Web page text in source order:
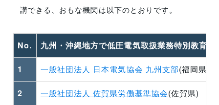
講できる、おもな機関は以下のとおりです。
No. 九州・沖縄地方で低圧電気取扱業務特別教育
1 一般社団法人 日本電気協会 九州支部(福岡県)
2 一般社団法人 佐賀県労働基準協会(佐賀県)